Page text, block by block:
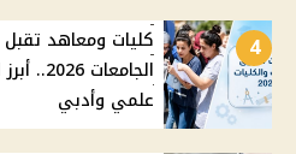
4
علمي وأدبي